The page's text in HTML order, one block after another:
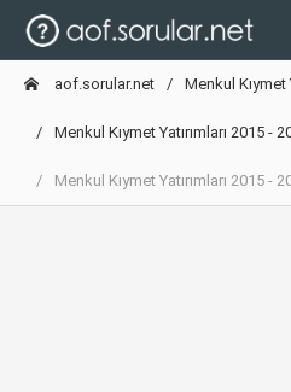
aof.sorular.net Menkul Kıymet
Menkul Kıymet Yatırımları 2015 -
Menkul Kıymet Yatırımları 2015 -